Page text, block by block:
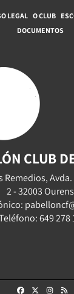
LEGAL O CLUB
DOCUMENTOS
CLUB
Remedios, Avda.
2 - 32003
649 278
Facebook